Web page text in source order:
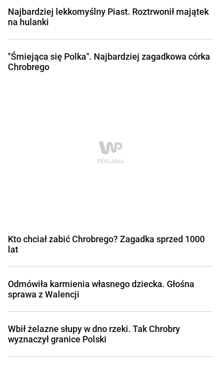
Najbardziej lekkomyślny Piast. Roztrwonił majątek
na hulanki
"Śmiejąca się Polka". Najbardziej zagadkowa córka
Chrobrego
Kto chciał zabić Chrobrego? Zagadka sprzed 1000
lat
Odmówiła karmienia własnego dziecka. Głośna
sprawa z Walencji
Wbił żelazne słupy w dno rzeki. Tak Chrobry
wyznaczył granice Polski